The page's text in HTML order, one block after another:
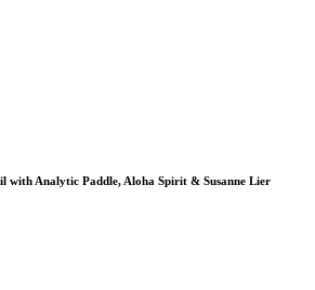
with Analytic Paddle, Aloha Spirit & Susanne Lier